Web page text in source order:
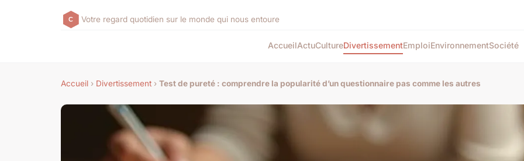
Votre regard quotidien sur le monde qui nous entoure
AccueilActuCultureDivertissementEmploiEnvironnementSociété
Accueil › Divertissement › Test de pureté : comprendre la popularité d’un questionnaire pas comme les autres